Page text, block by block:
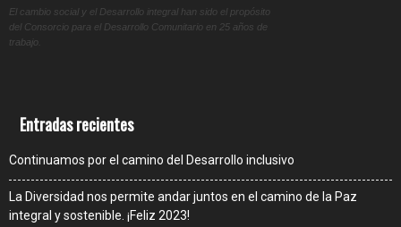
El cambio social y el Desarrollo integral han sido el propósito
del Consorcio para el Desarrollo Comunitario en 25 años de
trabajo.
Entradas recientes
Continuamos por el camino del Desarrollo inclusivo
La Diversidad nos permite andar juntos en el camino de la Paz
integral y sostenible. ¡Feliz 2023!